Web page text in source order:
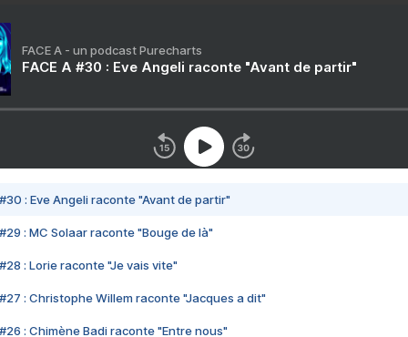
FACE A - un podcast Purecharts
FACE A #30 : Eve Angeli raconte "Avant de partir"
#30 : Eve Angeli raconte "Avant de partir"
#29 : MC Solaar raconte "Bouge de là"
#28 : Lorie raconte "Je vais vite"
#27 : Christophe Willem raconte "Jacques a dit"
#26 : Chimène Badi raconte "Entre nous"